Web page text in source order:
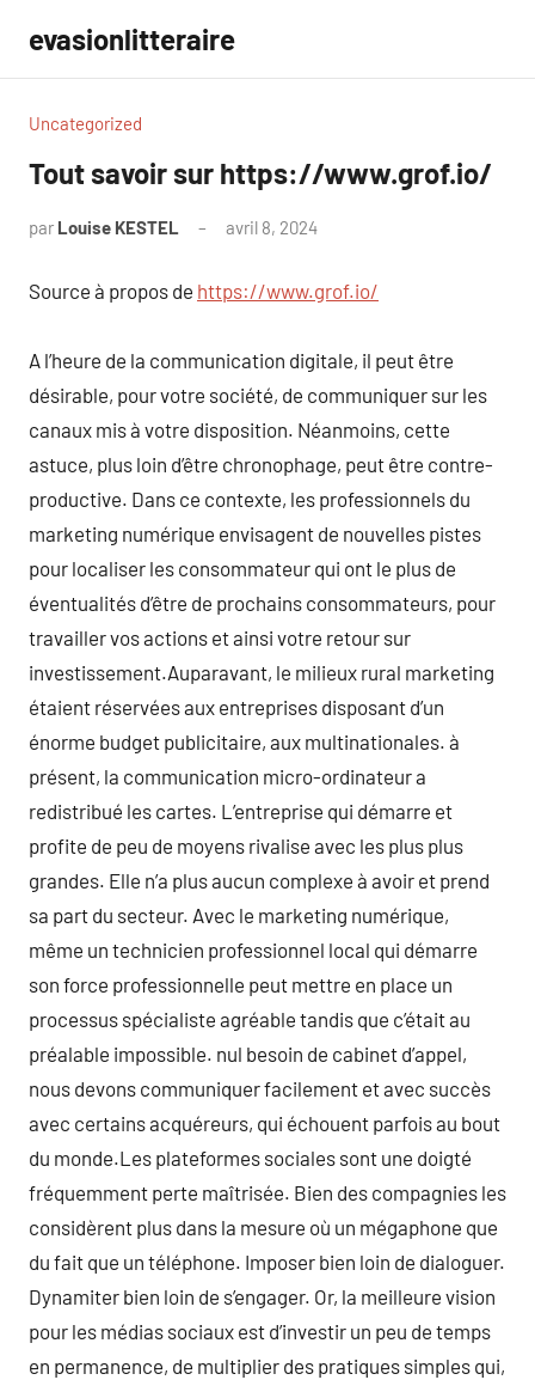
contenu
evasionlitteraire
Uncategorized
Tout savoir sur https://www.grof.io/
par Louise KESTEL avril 8, 2024
Source à propos de https://www.grof.io/
A l’heure de la communication digitale, il peut être
désirable, pour votre société, de communiquer sur les
canaux mis à votre disposition. Néanmoins, cette
astuce, plus loin d’être chronophage, peut être contre-
productive. Dans ce contexte, les professionnels du
marketing numérique envisagent de nouvelles pistes
pour localiser les consommateur qui ont le plus de
éventualités d’être de prochains consommateurs, pour
travailler vos actions et ainsi votre retour sur
investissement.Auparavant, le milieux rural marketing
étaient réservées aux entreprises disposant d’un
énorme budget publicitaire, aux multinationales. à
présent, la communication micro-ordinateur a
redistribué les cartes. L’entreprise qui démarre et
profite de peu de moyens rivalise avec les plus plus
grandes. Elle n’a plus aucun complexe à avoir et prend
sa part du secteur. Avec le marketing numérique,
même un technicien professionnel local qui démarre
son force professionnelle peut mettre en place un
processus spécialiste agréable tandis que c’était au
préalable impossible. nul besoin de cabinet d’appel,
nous devons communiquer facilement et avec succès
avec certains acquéreurs, qui échouent parfois au bout
du monde.Les plateformes sociales sont une doigté
fréquemment perte maîtrisée. Bien des compagnies les
considèrent plus dans la mesure où un mégaphone que
du fait que un téléphone. Imposer bien loin de dialoguer.
Dynamiter bien loin de s’engager. Or, la meilleure vision
pour les médias sociaux est d’investir un peu de temps
en permanence, de multiplier des pratiques simples qui,